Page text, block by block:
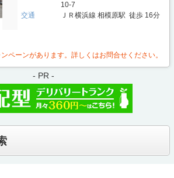
10-7
交通
ＪＲ横浜線 相模原駅 徒歩 16分
ペーンがあります。詳しくはお問合せください。
- PR -